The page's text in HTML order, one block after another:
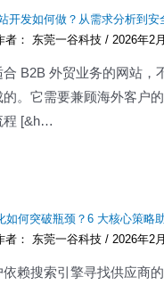
开发如何做？从需求分析到安
者： 东莞一谷科技/ 2026年2
B2B 外贸业务的网站，
。它需要兼顾海外客户
程 [&h…
如何突破瓶颈？6 大核心策略
者： 东莞一谷科技/ 2026年2
依赖搜索引擎寻找供应商